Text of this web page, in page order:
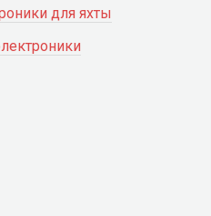
для яхты